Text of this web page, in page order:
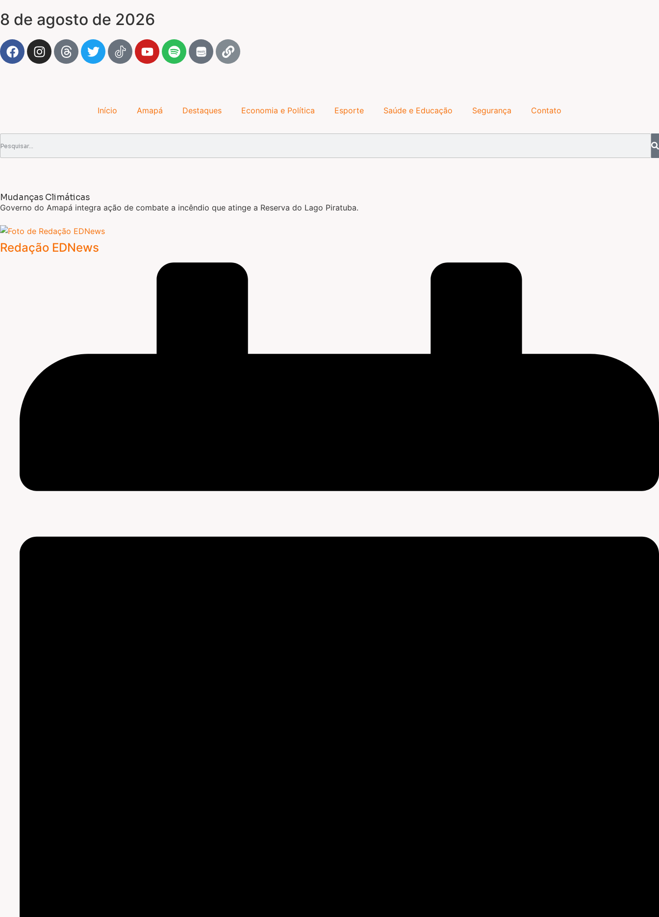
8 de agosto de 2026
Início Amapá Destaques Economia e Política Esporte Saúde e Educação Segurança Contato
Mudanças Climáticas
Governo do Amapá integra ação de combate a incêndio que atinge a Reserva do Lago Piratuba.
Redação EDNews